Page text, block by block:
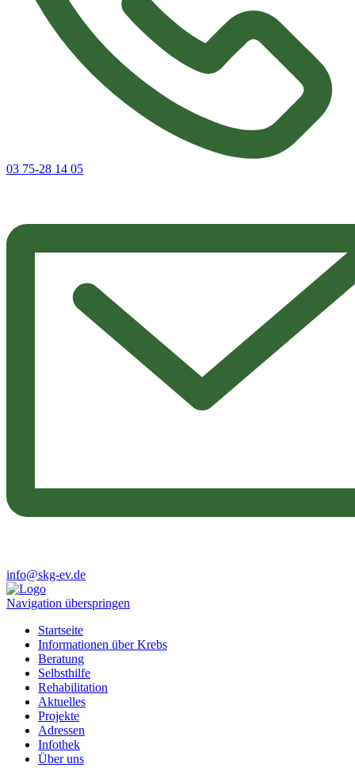
03 75-28 14 05
info@skg-ev.de
Navigation überspringen
Startseite
Informationen über Krebs
Beratung
Selbsthilfe
Rehabilitation
Aktuelles
Projekte
Adressen
Infothek
Über uns